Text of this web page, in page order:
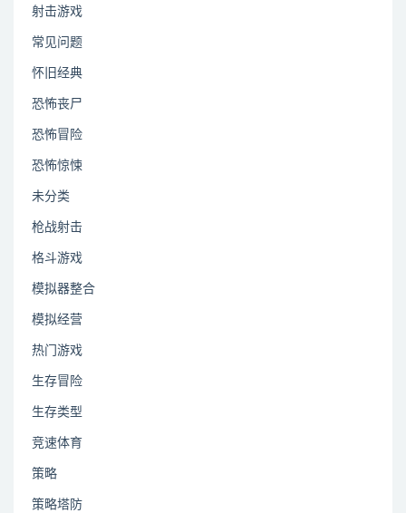
射击游戏
常见问题
怀旧经典
恐怖丧尸
恐怖冒险
恐怖惊悚
未分类
枪战射击
格斗游戏
模拟器整合
模拟经营
热门游戏
生存冒险
生存类型
竞速体育
策略
策略塔防